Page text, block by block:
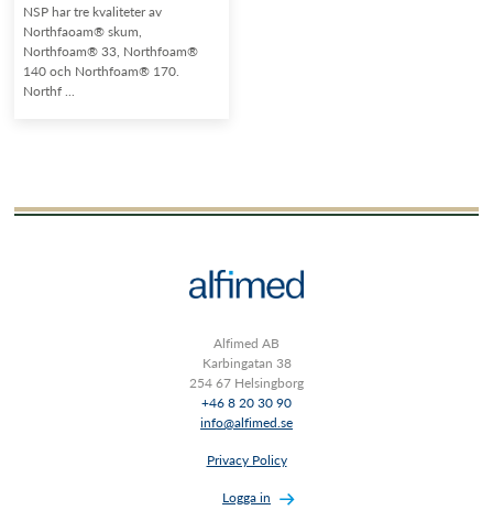
NSP har tre kvaliteter av
Northfaoam® skum,
Northfoam® 33, Northfoam®
140 och Northfoam® 170.
Northf ...
Alfimed AB
Karbingatan 38
254 67 Helsingborg
+46 8 20 30 90
info@alfimed.se
Privacy Policy
Logga in